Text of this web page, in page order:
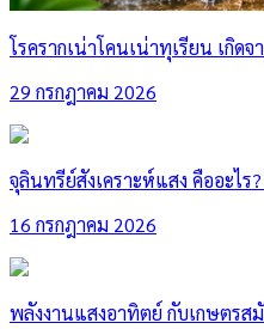
โรครากเน่าโคนเน่าทุเรียน เกิด
29 กรกฎาคม 2026
จุลินทรีย์สังเคราะห์แสง คืออะไร
16 กรกฎาคม 2026
พลังงานแสงอาทิตย์ กับเกษตรส